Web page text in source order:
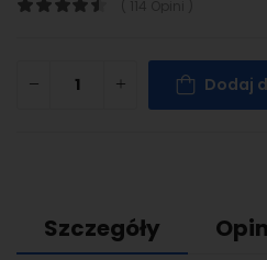
Dodaj
Szczegóły